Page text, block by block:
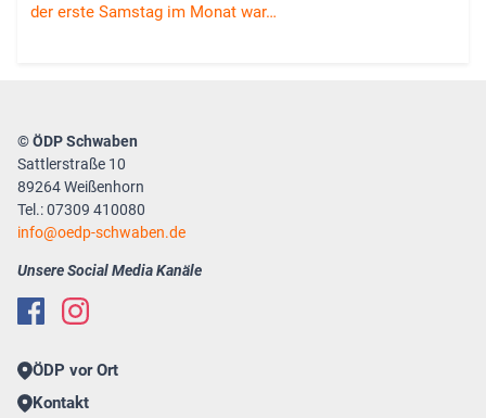
der erste Samstag im Monat war…
© ÖDP Schwaben
Sattlerstraße 10
89264 Weißenhorn
Tel.: 07309 410080
info
oedp-schwaben.de
Unsere Social Media Kanäle
ÖDP vor Ort
Kontakt